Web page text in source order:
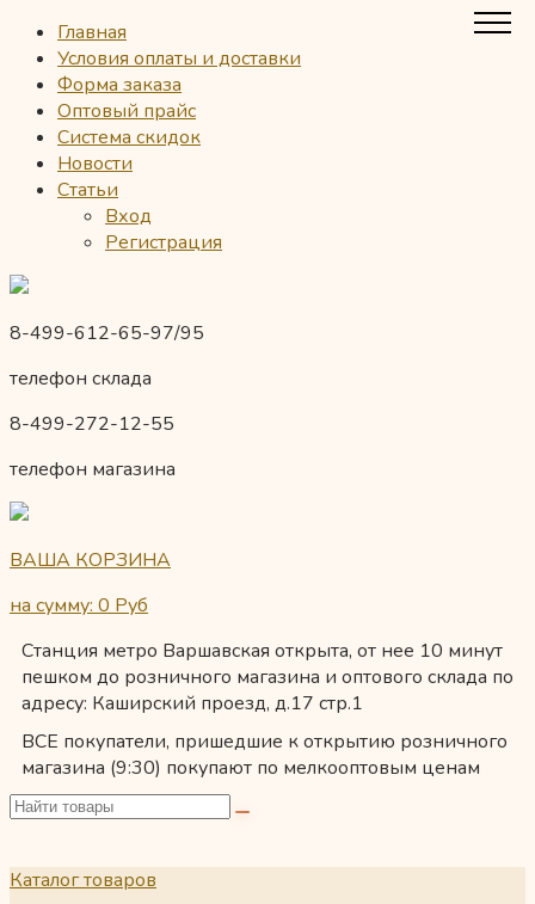
Главная
Условия оплаты и доставки
Форма заказа
Оптовый прайс
Система скидок
Новости
Статьи
Вход
Регистрация
8-499-612-65-97/95
телефон склада
8-499-272-12-55
телефон магазина
ВАША КОРЗИНА
на сумму: 0 Руб
Станция метро Варшавская открыта, от нее 10 минут
пешком до розничного магазина и оптового склада по
адресу: Каширский проезд, д.17 стр.1
ВСЕ покупатели, пришедшие к открытию розничного
магазина (9:30) покупают по мелкооптовым ценам
Каталог товаров